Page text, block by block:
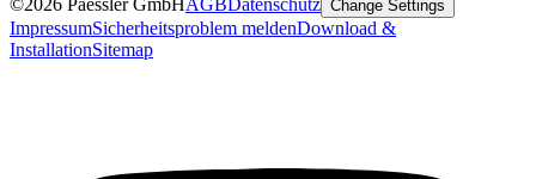
©2026 Paessler GmbH AGB Datenschutz Change Settings
ImpressumSicherheitsproblem meldenDownload &
InstallationSitemap